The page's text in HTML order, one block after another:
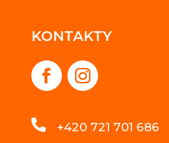
KONTAKTY
 +420 721 701 686